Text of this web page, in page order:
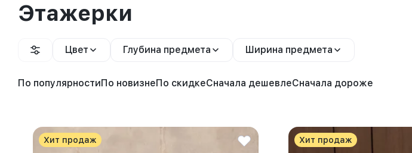
Этажерки
Цвет Глубина предмета Ширина предмета
По популярностиПо новизнеПо скидкеСначала дешевлеСначала дороже
Хит продаж Хит продаж